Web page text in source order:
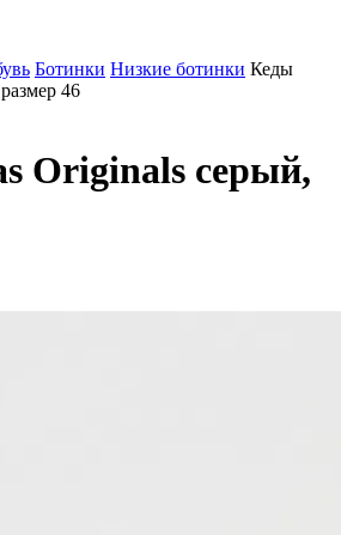
Ботинки Низкие ботинки Кеды
46
Originals серый,